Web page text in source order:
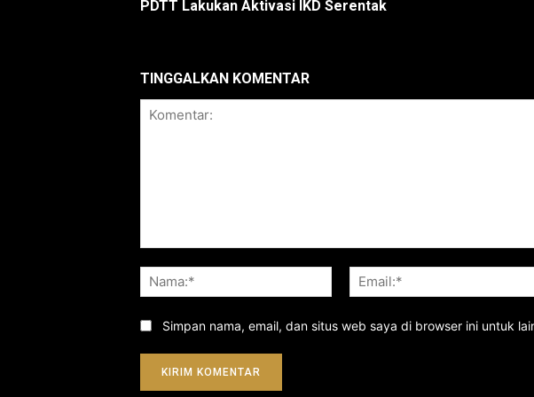
PDTT Lakukan Aktivasi IKD Serentak
TINGGALKAN KOMENTAR
Nama:*
Simpan nama, email, dan situs web saya di browser ini untuk